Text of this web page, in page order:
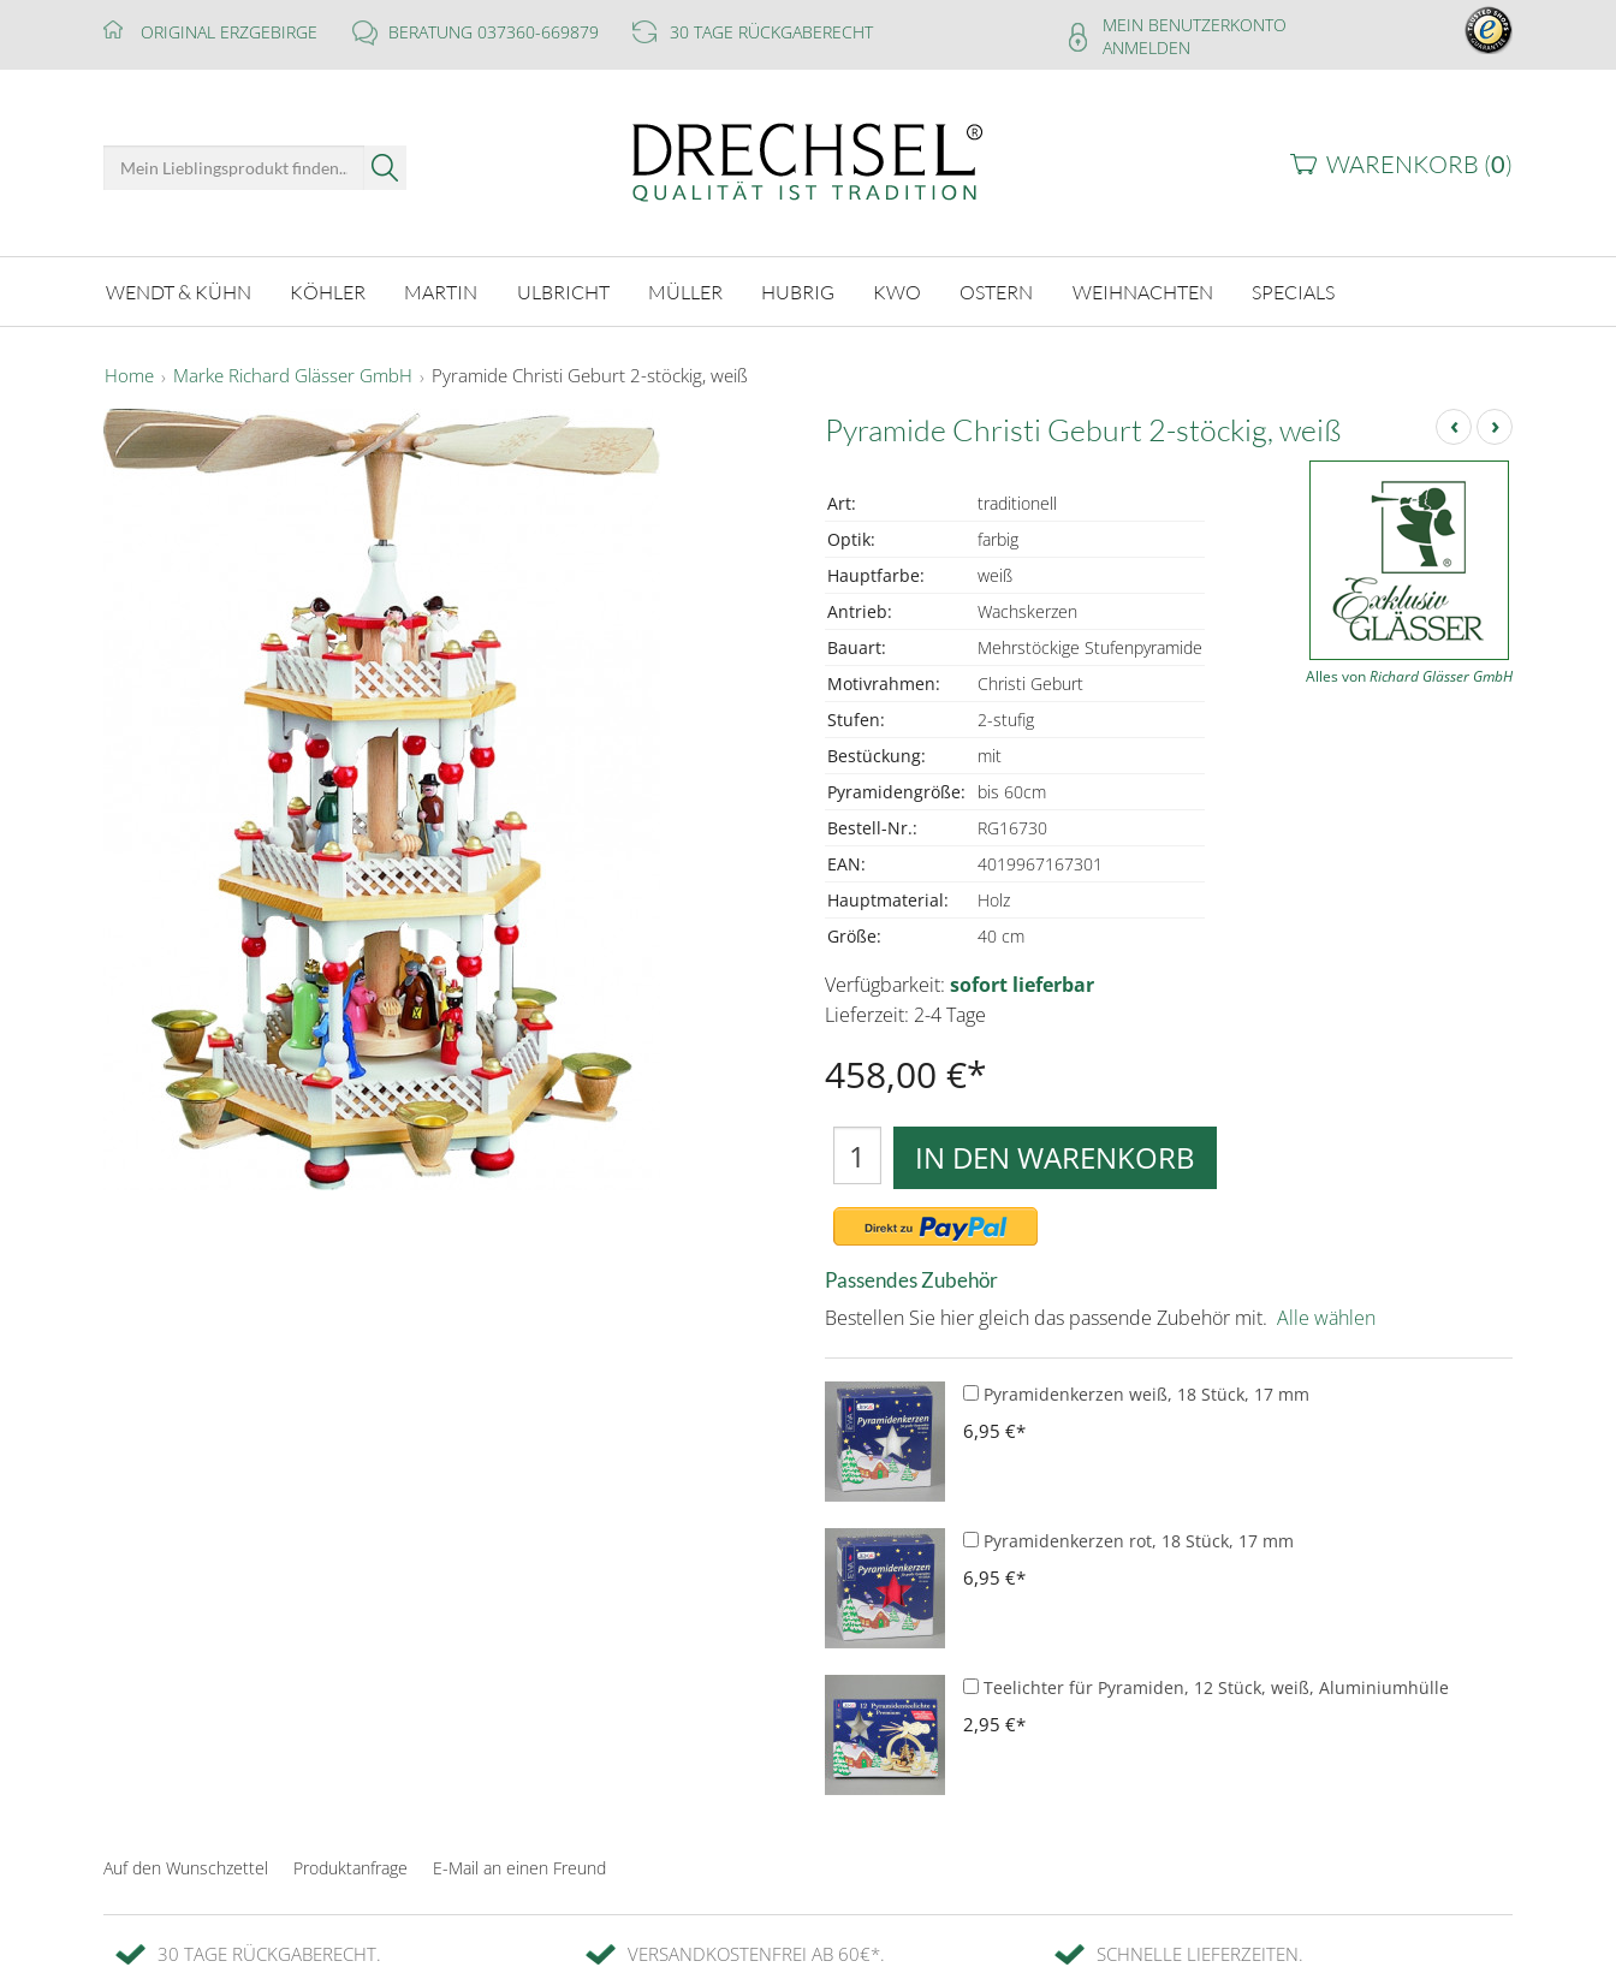
ORIGINAL ERZGEBIRGE BERATUNG 037360-669879 30 TAGE RÜCKGABERECHT
MEIN BENUTZERKONTO
ANMELDEN
WARENKORB (0)
WENDT & KÜHN KÖHLER MARTIN ULBRICHT MÜLLER HUBRIG KWO OSTERN WEIHNACHTEN SPECIALS
Home Marke Richard Glässer GmbH Pyramide Christi Geburt 2-stöckig, weiß
‹ ›
Pyramide Christi Geburt 2-stöckig, weiß
Art:
traditionell
Optik:
farbig
Hauptfarbe:
weiß
Antrieb:
Wachskerzen
Bauart:
Mehrstöckige Stufenpyramide
Motivrahmen:
Christi Geburt
Stufen:
2-stufig
Bestückung:
mit
Pyramidengröße:
bis 60cm
Bestell-Nr.:
RG16730
EAN:
4019967167301
Hauptmaterial:
Holz
Größe:
40 cm
Alles vonRichard Glässer GmbH
Verfügbarkeit: sofort lieferbar
Lieferzeit: 2-4 Tage
458,00 €
IN DEN WARENKORB
Passendes Zubehör
Bestellen Sie hier gleich das passende Zubehör mit. Alle wählen
Pyramidenkerzen weiß, 18 Stück, 17 mm
6,95 €
Pyramidenkerzen rot, 18 Stück, 17 mm
6,95 €
Teelichter für Pyramiden, 12 Stück, weiß, Aluminiumhülle
2,95 €
Auf den Wunschzettel Produktanfrage E-Mail an einen Freund
30 TAGE RÜCKGABERECHT. VERSANDKOSTENFREI AB 60€*. SCHNELLE LIEFERZEITEN.